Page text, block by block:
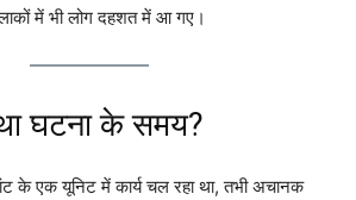
में भी लोग दहशत में आ गए।
घटना के समय?
के एक यूनिट में कार्य चल रहा था, तभी अचानक